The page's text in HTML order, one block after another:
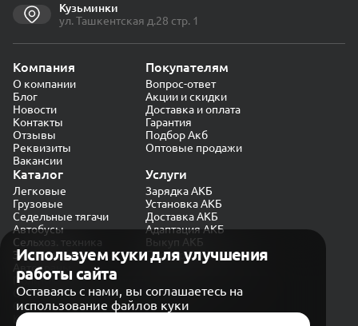
Используем куки для улучшения
работы сайта
Оставаясь с нами, вы соглашаетесь на
использование файлов куки
Кузьминки
ул. Ташкентская д.28 стр. 1
Компания
О компании
Блог
Новости
Контакты
Отзывы
Реквизиты
Вакансии
Покупателям
Вопрос-ответ
Акции и скидки
Доставка и оплата
Гарантия
Подбор Акб
Оптовые продажи
Каталог
Легковые
Грузовые
Седельные тягачи
Автобусы
Сельхоз. техника
Экскаваторы
Автокраны
Услуги
Зарядка АКБ
Установка АКБ
Доставка АКБ
Адаптация АКБ
Выкуп АКБ
Проверка генератора
Политика конфиденциальности
Обработка персональных данных
Согласие на обработку в «Яндекс.Метрика»
Карта сайта